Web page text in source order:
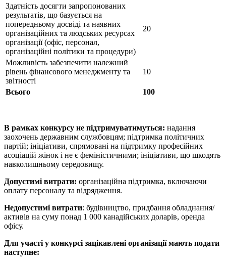
Здатність досягти запропонованих
результатів, що базується на
попередньому досвіді та наявних
організаційних та людських ресурсах
організації (офіс, персонал,
організаційні політики та процедури)
20
Можливість забезпечити належний
рівень фінансового менеджменту та
звітності
10
Всього 100
В рамках конкурсу не підтримуватимуться: надання
заохочень державним службовцям; підтримка політичних
партій; ініціативи, спрямовані на підтримку професійних
асоціацій жінок і не є феміністичними; ініціативи, що шкодять
навколишньому середовищу.
Допустимі витрати: організаційна підтримка, включаючи
оплату персоналу та відрядження.
Недопустимі витрати: будівництво, придбання обладнання/
активів на суму понад 1 000 канадійських доларів, оренда
офісу.
Для участі у конкурсі зацікавлені організації мають подати
наступне: